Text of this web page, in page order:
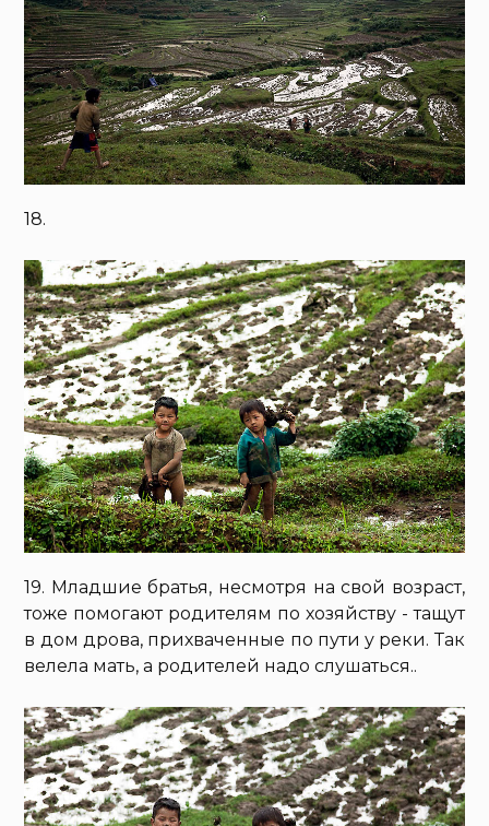
18.
19. Младшие братья, несмотря на свой возраст,
тоже помогают родителям по хозяйству - тащут
в дом дрова, прихваченные по пути у реки. Так
велела мать, а родителей надо слушаться..